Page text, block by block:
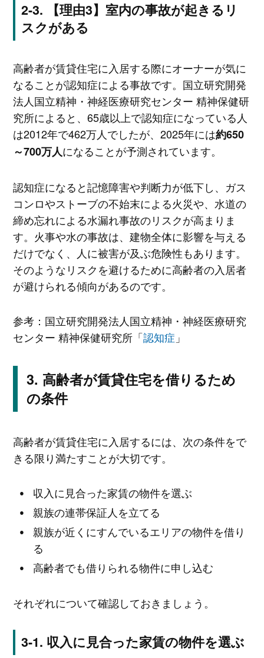
【理由3】室内の事故が起きるリ
スクがある
高齢者が賃貸住宅に入居する際にオーナーが気に
なることが認知症による事故です。国立研究開発
法人国立精神・神経医療研究センター 精神保健研
究所によると、65歳以上で認知症になっている人
は2012年で462万人でしたが、2025年には約650
～700万人になることが予測されています。
認知症になると記憶障害や判断力が低下し、ガス
コンロやストーブの不始末による火災や、水道の
締め忘れによる水漏れ事故のリスクが高まりま
す。火事や水の事故は、建物全体に影響を与える
だけでなく、人に被害が及ぶ危険性もあります。
そのようなリスクを避けるために高齢者の入居者
が避けられる傾向があるのです。
参考：国立研究開発法人国立精神・神経医療研究
センター 精神保健研究所「認知症 」
高齢者が賃貸住宅を借りるため
の条件
高齢者が賃貸住宅に入居するには、次の条件をで
きる限り満たすことが大切です。
収入に見合った家賃の物件を選ぶ
親族の連帯保証人を立てる
親族が近くにすんでいるエリアの物件を借り
る
高齢者でも借りられる物件に申し込む
それぞれについて確認しておきましょう。
収入に見合った家賃の物件を選ぶ